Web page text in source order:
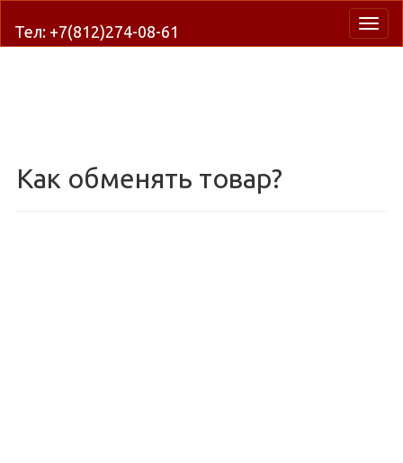
Тел: +7(812)274-08-61
Как обменять товар?